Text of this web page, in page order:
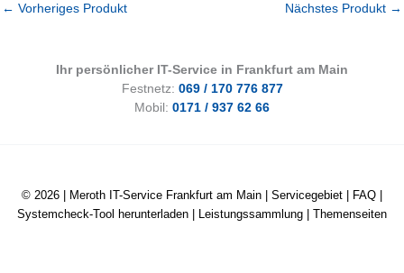
← Vorheriges Produkt Nächstes Produkt →
Ihr persönlicher IT-Service in Frankfurt am Main
Festnetz: 069 / 170 776 877
Mobil: 0171 / 937 62 66
© 2026 | Meroth IT-Service Frankfurt am Main Servicegebiet FAQ
Systemcheck-Tool herunterladen
Leistungssammlung Themenseiten